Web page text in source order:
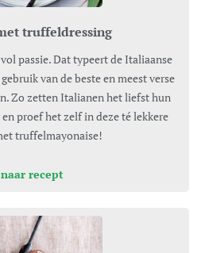
truffeldressing
van de beste en meest verse
Zo zetten Italianen het liefst hun
proef het zelf in deze té lekkere
truffelmayonaise!
naar recept